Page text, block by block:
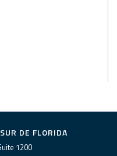
DE FLORIDA
1200